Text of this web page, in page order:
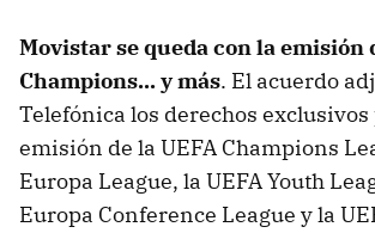
Movistar se queda con la emisión
Champions... y más. El acuerdo
Telefónica los derechos exclusivos
emisión de la UEFA Champions
Europa League, la UEFA Youth
Europa Conference League y la